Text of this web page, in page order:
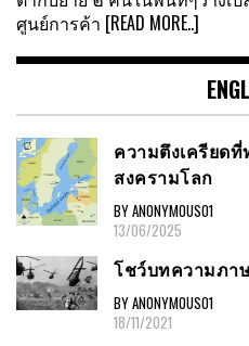
ศูนย์การค้า [READ MORE..]
ความตึงเครียด
สงครามโลก
BY ANONYMOUS01
13/06/2025
โชว์บทความภา
BY ANONYMOUS01
18/11/2021